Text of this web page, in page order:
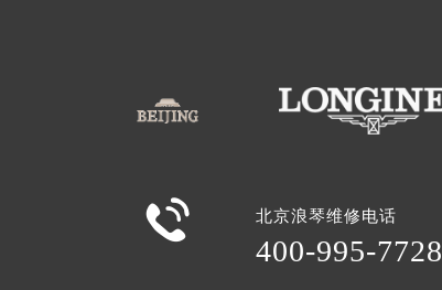
 北京浪琴维修电话
400-995-7728